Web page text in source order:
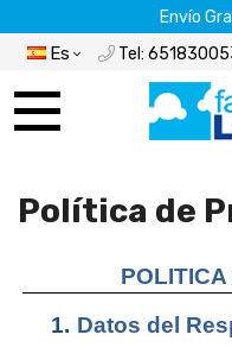
Envío
Es Tel:
Política de
1. Datos del